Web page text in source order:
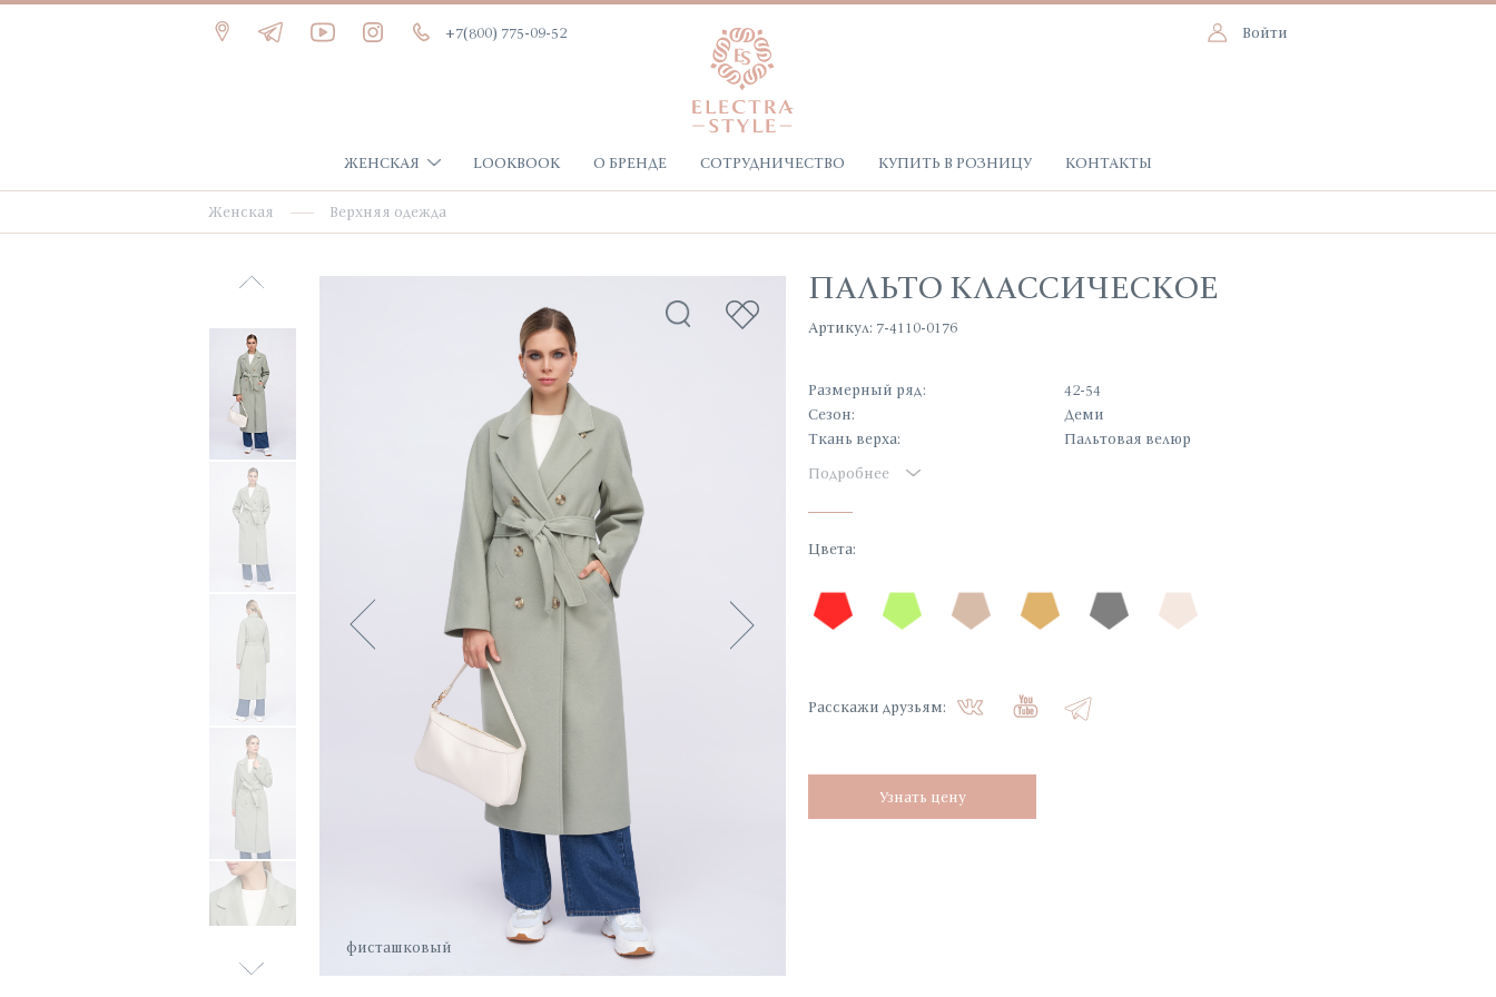
+7(800) 775-09-52 Войти
ЖЕНСКАЯ LOOKBOOK О БРЕНДЕ СОТРУДНИЧЕСТВО КУПИТЬ В РОЗНИЦУ КОНТАКТЫ
Женская Верхняя одежда
фисташковый
ПАЛЬТО КЛАССИЧЕСКОЕ
Артикул: 7-4110-0176
Размерный ряд:
42-54
Сезон:
Деми
Ткань верха:
Пальтовая велюр
Подробнее
Цвета:
Расскажи друзьям:
Узнать цену